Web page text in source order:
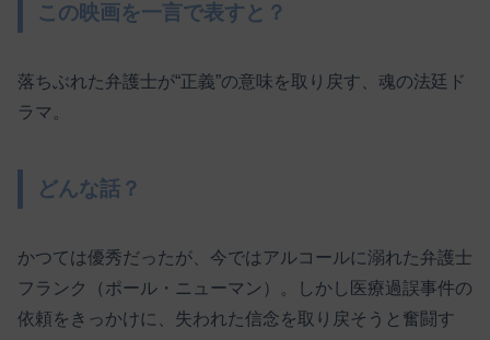
この映画を一言で表すと？
落ちぶれた弁護士が“正義”の意味を取り戻す、魂の法廷ド
ラマ。
どんな話？
かつては優秀だったが、今ではアルコールに溺れた弁護士
フランク（ポール・ニューマン）。しかし医療過誤事件の
依頼をきっかけに、失われた信念を取り戻そうと奮闘す